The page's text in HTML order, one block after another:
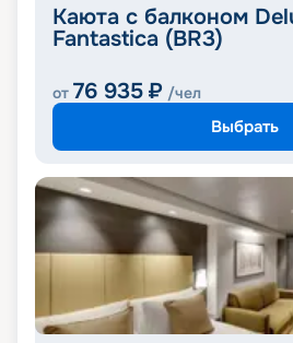
Каюта с балконом
Fantastica (BR3)
от 76 935 ₽ /чел
Выбрать